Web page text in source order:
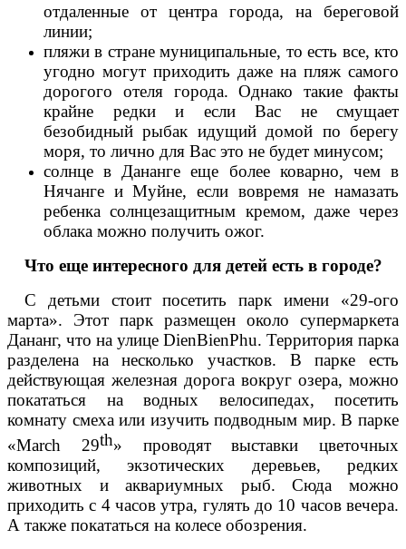
отдаленные от центра города, на береговой
линии;
пляжи в стране муниципальные, то есть все, кто
угодно могут приходить даже на пляж самого
дорогого отеля города. Однако такие факты
крайне редки и если Вас не смущает
безобидный рыбак идущий домой по берегу
моря, то лично для Вас это не будет минусом;
солнце в Дананге еще более коварно, чем в
Нячанге и Муйне, если вовремя не намазать
ребенка солнцезащитным кремом, даже через
облака можно получить ожог.
Что еще интересного для детей есть в городе?
С детьми стоит посетить парк имени «29-ого
марта». Этот парк размещен около супермаркета
Дананг, что на улице DienBienPhu. Территория парка
разделена на несколько участков. В парке есть
действующая железная дорога вокруг озера, можно
покататься на водных велосипедах, посетить
комнату смеха или изучить подводным мир. В парке
«March 29th» проводят выставки цветочных
композиций, экзотических деревьев, редких
животных и аквариумных рыб. Сюда можно
приходить с 4 часов утра, гулять до 10 часов вечера.
А также покататься на колесе обозрения.